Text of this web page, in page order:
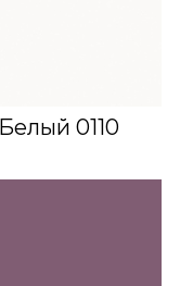
Белый 0110